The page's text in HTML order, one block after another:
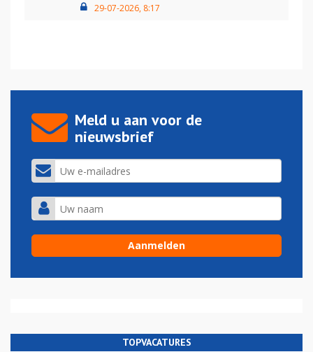
29-07-2026, 8:17
Meld u aan voor de
nieuwsbrief
TOPVACATURES